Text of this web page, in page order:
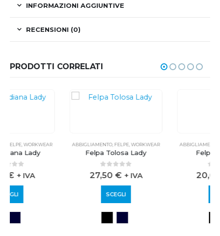
INFORMAZIONI AGGIUNTIVE
RECENSIONI (0)
PRODOTTI CORRELATI
ABBIGLIAMENTO ,WORKWEAR
Felpa Tolosa Lady
27,50
ABBIGLIAMENTO ,WORKWEAR
Felpa Sofia Lady
20,00